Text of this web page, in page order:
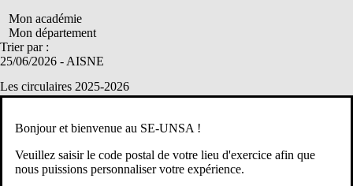
Mon académie
Mon département
Trier par :
25/06/2026 - AISNE
Les circulaires 2025-2026
types de formation : – Les MIN organisés pour compléter le parcours
1er degréCirculairesÉcoleFormation continueProf des écoles
Bonjour et bienvenue au SE-UNSA !
Veuillez saisir le code postal de votre lieu d'exercice afin que
nous puissions personnaliser votre expérience.